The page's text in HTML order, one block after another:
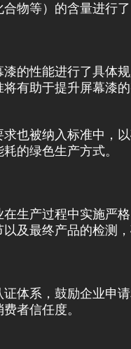
合物等）的含量进行
的性能进行了具体
有助于提升屏幕漆
也被纳入标准中，
的绿色生产方式。
生产过程中实施严
及最终产品的检测
体系，鼓励企业申
者信任度。